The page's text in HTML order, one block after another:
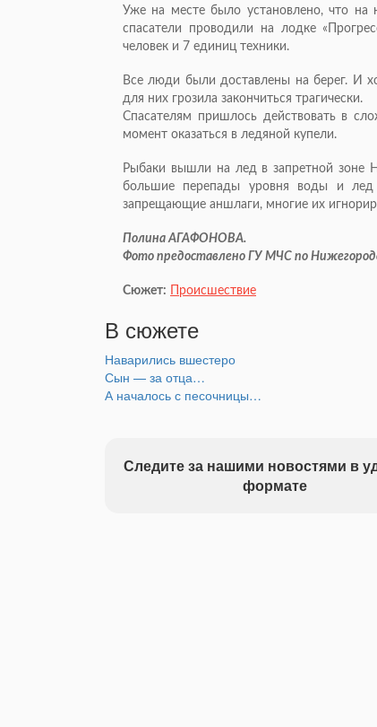
Уже на месте было установлено, что на
спасатели проводили на лодке
человек и 7 единиц техники.
Все люди были доставлены на берег. И
для них грозила закончиться трагически.
Спасателям пришлось действовать в
момент оказаться в ледяной купели.
Рыбаки вышли на лед в запретной зоне
большие перепады уровня воды и
запрещающие аншлаги, многие их
Полина АГАФОНОВА.
Фото предоставлено ГУ МЧС по
Сюжет: Происшествие
В сюжете
Наварились вшестеро
Сын — за отца…
А началось с песочницы…
Следите за нашими новостями в
формате